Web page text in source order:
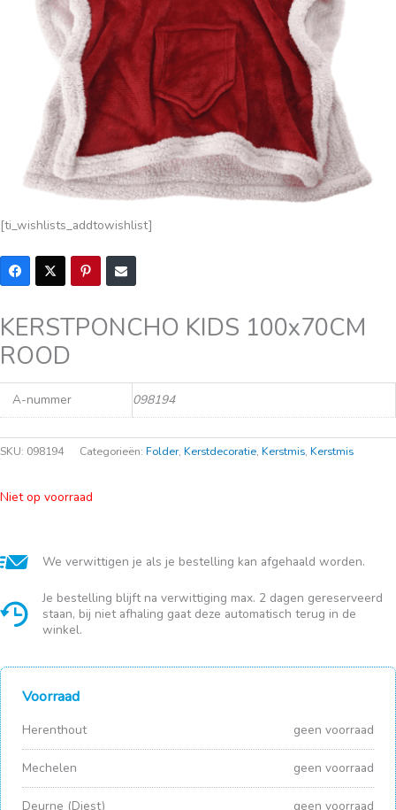
[ti_wishlists_addtowishlist]
KERSTPONCHO KIDS 100x70CM
ROOD
A-nummer 098194
SKU: 098194 Categorieën: Folder, Kerstdecoratie, Kerstmis, Kerstmis
Niet op voorraad
We verwittigen je als je bestelling kan afgehaald worden.
Je bestelling blijft na verwittiging max. 2 dagen gereserveerd
staan, bij niet afhaling gaat deze automatisch terug in de
winkel.
Voorraad
Herenthout geen voorraad
Mechelen geen voorraad
Deurne (Diest) geen voorraad